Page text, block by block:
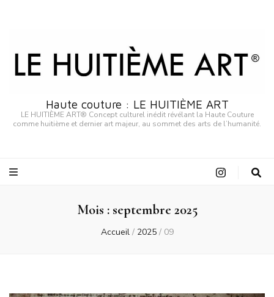
Haute couture : LE HUITIÈME ART
LE HUITIÈME ART® Concept culturel inédit révélant la Haute Couture
comme huitième et dernier art majeur, au sommet des arts de l’humanité.
Mois : septembre 2025
Accueil / 2025 / 09